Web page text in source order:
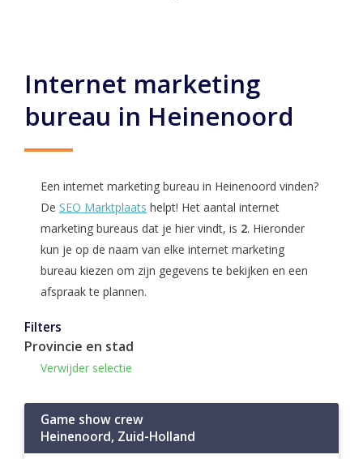
Internet marketing
bureau in Heinenoord
Een internet marketing bureau in Heinenoord vinden?
De SEO Marktplaats helpt! Het aantal internet
marketing bureaus dat je hier vindt, is 2. Hieronder
kun je op de naam van elke internet marketing
bureau kiezen om zijn gegevens te bekijken en een
afspraak te plannen.
Filters
Provincie en stad
Verwijder selectie
Game show crew
Heinenoord, Zuid-Holland